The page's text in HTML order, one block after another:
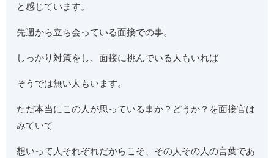
と感じています。
先週から立ち会っている面接での事。
しっかり対策をし、面接に挑んでいる人もいれば
そうでは無い人もいます。
ただ本当にこの人が思っている事か？どうか？を面接官は
みていて
想いって人それぞれだからこそ、その人その人の言葉であ